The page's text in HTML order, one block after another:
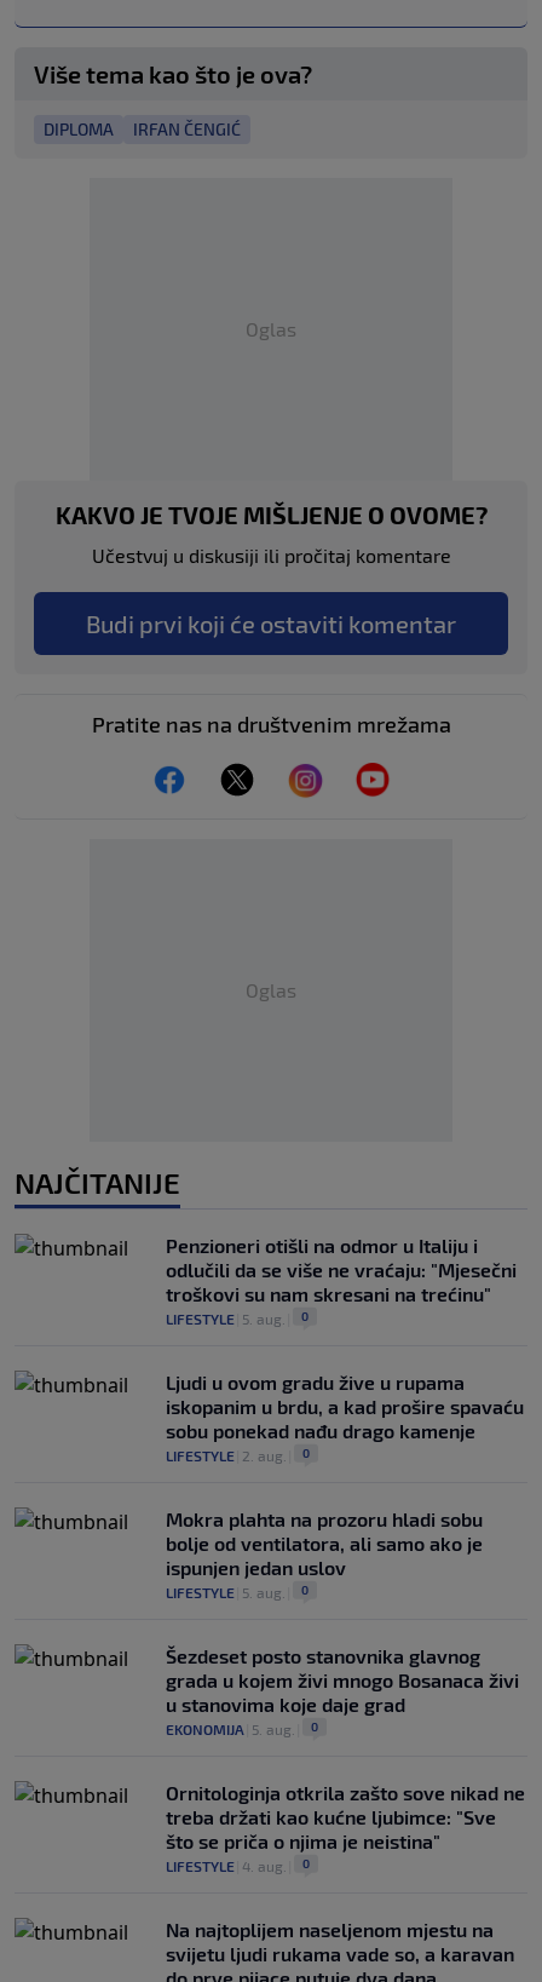
Više tema kao što je ova?
DIPLOMA IRFAN ČENGIĆ
Oglas
KAKVO JE TVOJE MIŠLJENJE O OVOME?
Učestvuj u diskusiji ili pročitaj komentare
Budi prvi koji će ostaviti komentar
Pratite nas na društvenim mrežama
Oglas
NAJČITANIJE
Penzioneri otišli na odmor u Italiju i
odlučili da se više ne vraćaju: "Mjesečni
troškovi su nam skresani na trećinu"
LIFESTYLE 5. aug. 0
Ljudi u ovom gradu žive u rupama
iskopanim u brdu, a kad prošire spavaću
sobu ponekad nađu drago kamenje
LIFESTYLE 2. aug. 0
Mokra plahta na prozoru hladi sobu
bolje od ventilatora, ali samo ako je
ispunjen jedan uslov
LIFESTYLE 5. aug. 0
Šezdeset posto stanovnika glavnog
grada u kojem živi mnogo Bosanaca živi
u stanovima koje daje grad
EKONOMIJA 5. aug. 0
Ornitologinja otkrila zašto sove nikad ne
treba držati kao kućne ljubimce: "Sve
što se priča o njima je neistina"
LIFESTYLE 4. aug. 0
Na najtoplijem naseljenom mjestu na
svijetu ljudi rukama vade so, a karavan